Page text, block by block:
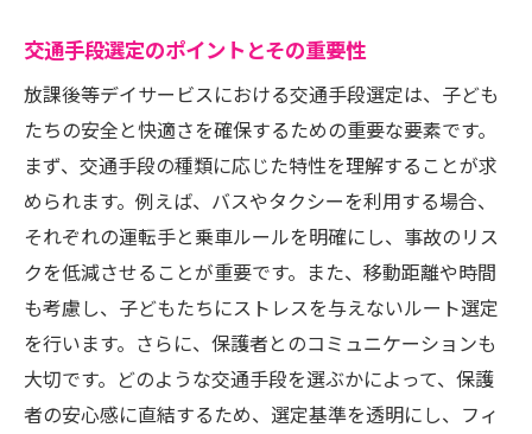
交通手段におけるコミュニケーションの重
要性
安全性を高めるための地域との協力
放課後等デイサービスの交通手段から見る安全
性の確保
交通手段で考える安全性の指標
事故を未然に防ぐための仕組み
安全確認のプロセスとその重要性
安全性を保つためのスタッフの役割
交通手段における保護者の安心感
交通手段選定のポイントとその重要性
放課後等デイサービスにおける交通手段選定は、子ども
たちの安全と快適さを確保するための重要な要素です。
まず、交通手段の種類に応じた特性を理解することが求
められます。例えば、バスやタクシーを利用する場合、
それぞれの運転手と乗車ルールを明確にし、事故のリス
クを低減させることが重要です。また、移動距離や時間
も考慮し、子どもたちにストレスを与えないルート選定
を行います。さらに、保護者とのコミュニケーションも
大切です。どのような交通手段を選ぶかによって、保護
者の安心感に直結するため、選定基準を透明にし、フィ